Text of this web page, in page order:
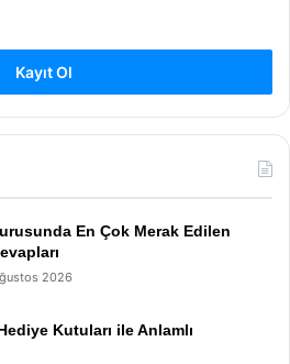
Kayıt Ol
En Çok Merak Edilen
2026
Kutuları ile Anlamlı